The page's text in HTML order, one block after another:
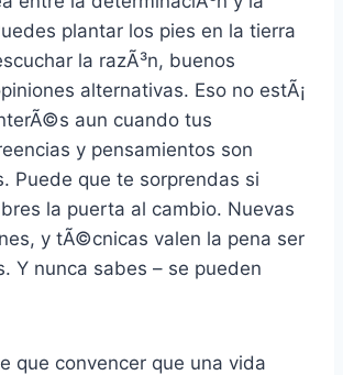
plantar los pies en la tierra
la razÃ³n, buenos
alternativas. Eso no estÃ¡
aun cuando tus
y pensamientos son
Puede que te sorprendas si
la puerta al cambio. Nuevas
y tÃ©cnicas valen la pena ser
Y nunca sabes – se pueden
que convencer que una vida